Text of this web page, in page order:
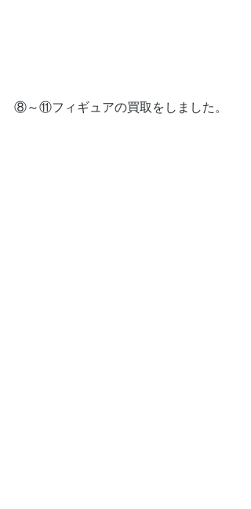
⑧～⑪フィギュアの買取をしました。